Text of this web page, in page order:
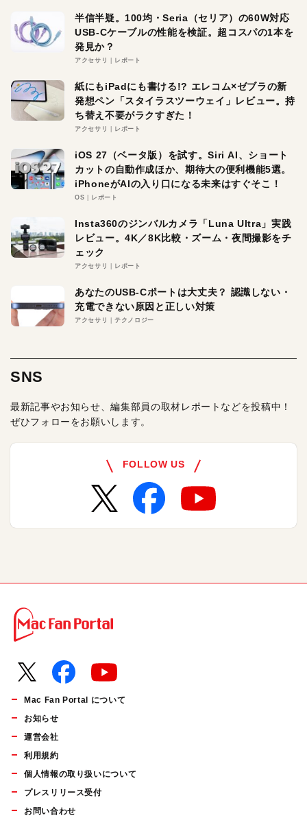
半信半疑。100均・Seria（セリア）の60W対応
USB-Cケーブルの性能を検証。超コスパの1本を
発見か？
アクセサリ レポート
紙にもiPadにも書ける!? エレコム×ゼブラの新
発想ペン「スタイラスツーウェイ」レビュー。持
ち替え不要がラクすぎた！
アクセサリ レポート
iOS 27（ベータ版）を試す。Siri AI、ショート
カットの自動作成ほか、期待大の便利機能5選。
iPhoneがAIの入り口になる未来はすぐそこ！
OS レポート
Insta360のジンバルカメラ「Luna Ultra」実践
レビュー。4K／8K比較・ズーム・夜間撮影をチ
ェック
アクセサリ レポート
あなたのUSB-Cポートは大丈夫？ 認識しない・
充電できない原因と正しい対策
アクセサリ テクノロジー
SNS
最新記事やお知らせ、編集部員の取材レポートなどを投稿中！
ぜひフォローをお願いします。
FOLLOW US
Mac Fan Portal について
お知らせ
運営会社
利用規約
個人情報の取り扱いについて
プレスリリース受付
お問い合わせ